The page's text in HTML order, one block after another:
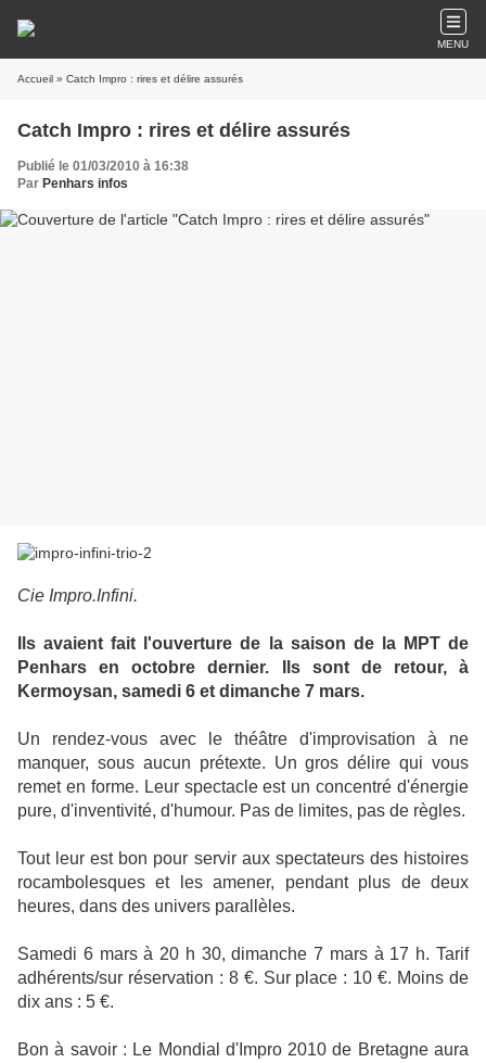
MENU
Accueil » Catch Impro : rires et délire assurés
Catch Impro : rires et délire assurés
Publié le 01/03/2010 à 16:38
Par Penhars infos
Cie Impro.Infini.
Ils avaient fait l'ouverture de la saison de la MPT de
Penhars en octobre dernier. Ils sont de retour, à
Kermoysan, samedi 6 et dimanche 7 mars.
Un rendez-vous avec le théâtre d'improvisation à ne
manquer, sous aucun prétexte. Un gros délire qui vous
remet en forme. Leur spectacle est un concentré d'énergie
pure, d'inventivité, d'humour. Pas de limites, pas de règles.
Tout leur est bon pour servir aux spectateurs des histoires
rocambolesques et les amener, pendant plus de deux
heures, dans des univers parallèles.
Samedi 6 mars à 20 h 30, dimanche 7 mars à 17 h. Tarif
adhérents/sur réservation : 8 €. Sur place : 10 €. Moins de
dix ans : 5 €.
Bon à savoir : Le Mondial d'Impro 2010 de Bretagne aura